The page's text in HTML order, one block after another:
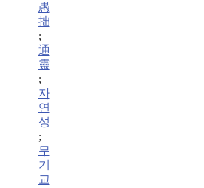
愚
拙
;
通
靈
;
자
연
성
;
무
기
교